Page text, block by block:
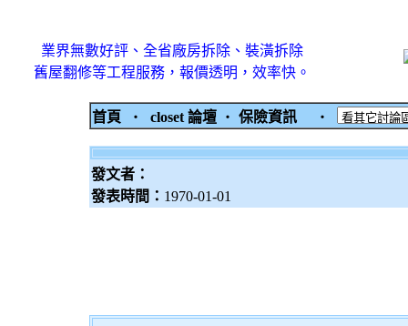
業界無數好評、全省廠房拆除、裝潢拆除
舊屋翻修等工程服務，報價透明，效率快。
首頁 ‧ closet 論壇 ‧ 保險資訊 ‧
發文者：
發表時間： 1970-01-01